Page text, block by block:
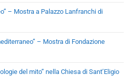
– Mostra a Palazzo Lanfranchi di
– Mostra di Fondazione
del mito” nella Chiesa di Sant’Eligio